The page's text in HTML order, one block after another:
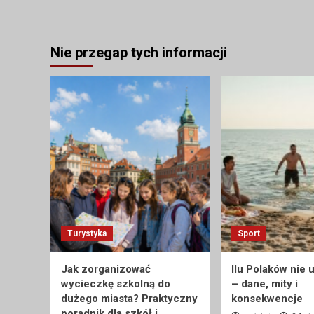
Nie przegap tych informacji
Turystyka
Jak zorganizować
wycieczkę szkolną do
dużego miasta? Praktyczny
Sport
Ilu Polaków nie
– dane, mity i
konsekwencje